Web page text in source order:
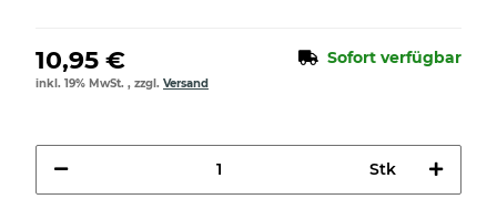
10,95 € Sofort verfügbar
inkl. 19% MwSt. , zzgl. Versand
Stk